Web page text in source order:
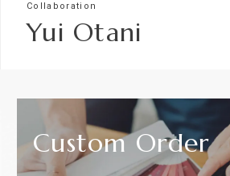
Collaboration
Yui Otani
CustomOrder